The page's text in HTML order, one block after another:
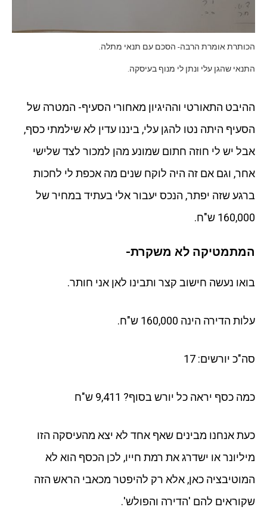
הכותרת אומרת הרבה- הסכם עם תנאי מתלה.
התנאי שהגן עלי ונתן לי מנוף בעיסקה.
ההיבט התאורטי וההיגיון מאחורי הסעיף- המטרה של
הסעיף היתה נטו להגן עלי, ביננו עדין לא שילמתי כסף,
אבל יש לי חוזה חתום שמונע מהן למכור לצד שלישי
אחר, וגם אם זה היה לוקח שנים מה אכפת לי לחכות
ברגע שזה יפתר, הנכס יעבור אלי בעתיד במחיר של
160,000 ש"ח.
המתמטיקה לא משקרת-
בואו נעשה חישוב קצר ותבינו לאן אני חותר.
עלות הדירה הינה 160,000 ש"ח.
סה"כ יורשים: 17
כמה כסף יראה כל יורש בסוף? 9,411 ש"ח
כעת אנחנו מבינים שאף אחד לא יצא מהעיסקה הזו
מיליונר או ישדרג את רמת חייו, לכן הכסף הוא לא
המוטיבציה כאן, אלא רק להיפטר מכאבי הראש הזה
שקוראים להם 'הדירה והפולש'.